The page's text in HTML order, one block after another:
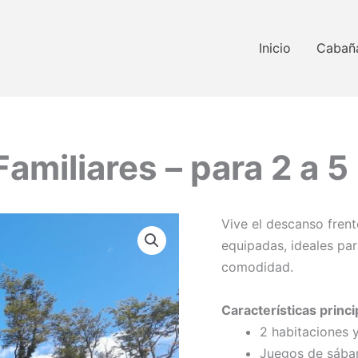
Inicio
– para 2 a
Vive el descanso
equipadas, ideales
comodidad.
Características
2 habitaciones
Juegos de